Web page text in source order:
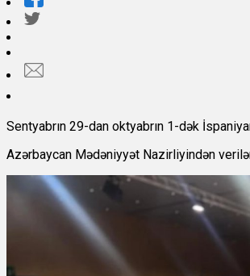
Sentyabrın 29-dan oktyabrın 1-dək
Azərbaycan Mədəniyyət Nazirliyindən